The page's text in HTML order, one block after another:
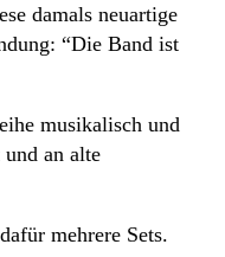
damals neuartige
“Die Band ist
musikalisch und
an alte
mehrere Sets.